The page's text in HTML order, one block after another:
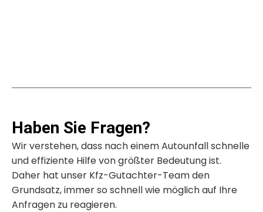
Haben Sie Fragen?
Wir verstehen, dass nach einem Autounfall schnelle
und effiziente Hilfe von größter Bedeutung ist.
Daher hat unser Kfz-Gutachter-Team den
Grundsatz, immer so schnell wie möglich auf Ihre
Anfragen zu reagieren.